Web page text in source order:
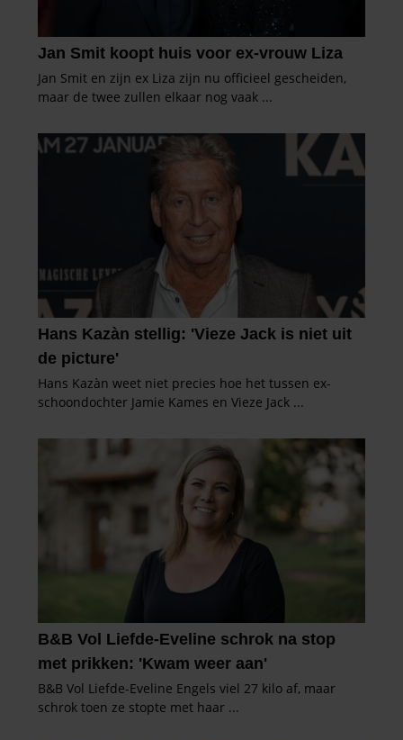
partners kunnen deze gegevens combineren met andere
informatie die u aan ze heeft verstrekt of die ze hebben
verzameld op basis van uw gebruik van hun services. U
gaat akkoord met onze cookies als u onze website blijft
gebruiken.